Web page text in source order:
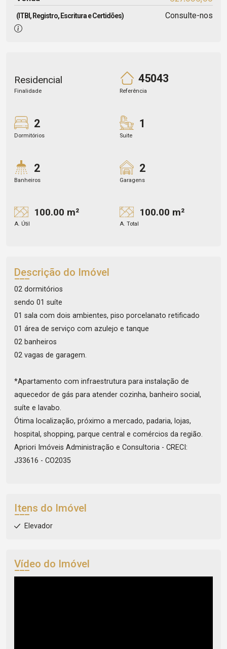
(ITBI, Registro, Escritura e Certidões) Consulte-nos
Residencial
Finalidade
45043
Referência
2
Dormitórios
1
Suite
2
Banheiros
2
Garagens
100.00 m²
A. Útil
100.00 m²
A. Total
Descrição do Imóvel
02 dormitórios
sendo 01 suíte
01 sala com dois ambientes, piso porcelanato retificado
01 área de serviço com azulejo e tanque
02 banheiros
02 vagas de garagem.
*Apartamento com infraestrutura para instalação de
aquecedor de gás para atender cozinha, banheiro social,
suíte e lavabo.
Ótima localização, próximo a mercado, padaria, lojas,
hospital, shopping, parque central e comércios da região.
Apriori Imóveis Administração e Consultoria - CRECI:
J33616 - CO2035
Itens do Imóvel
Elevador
Vídeo do Imóvel